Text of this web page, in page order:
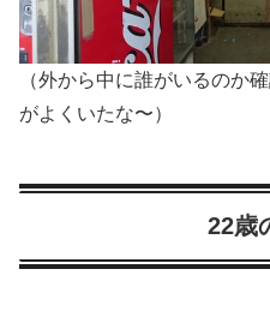
（外から中に誰がいるのか
がよくいたな〜）
22歳